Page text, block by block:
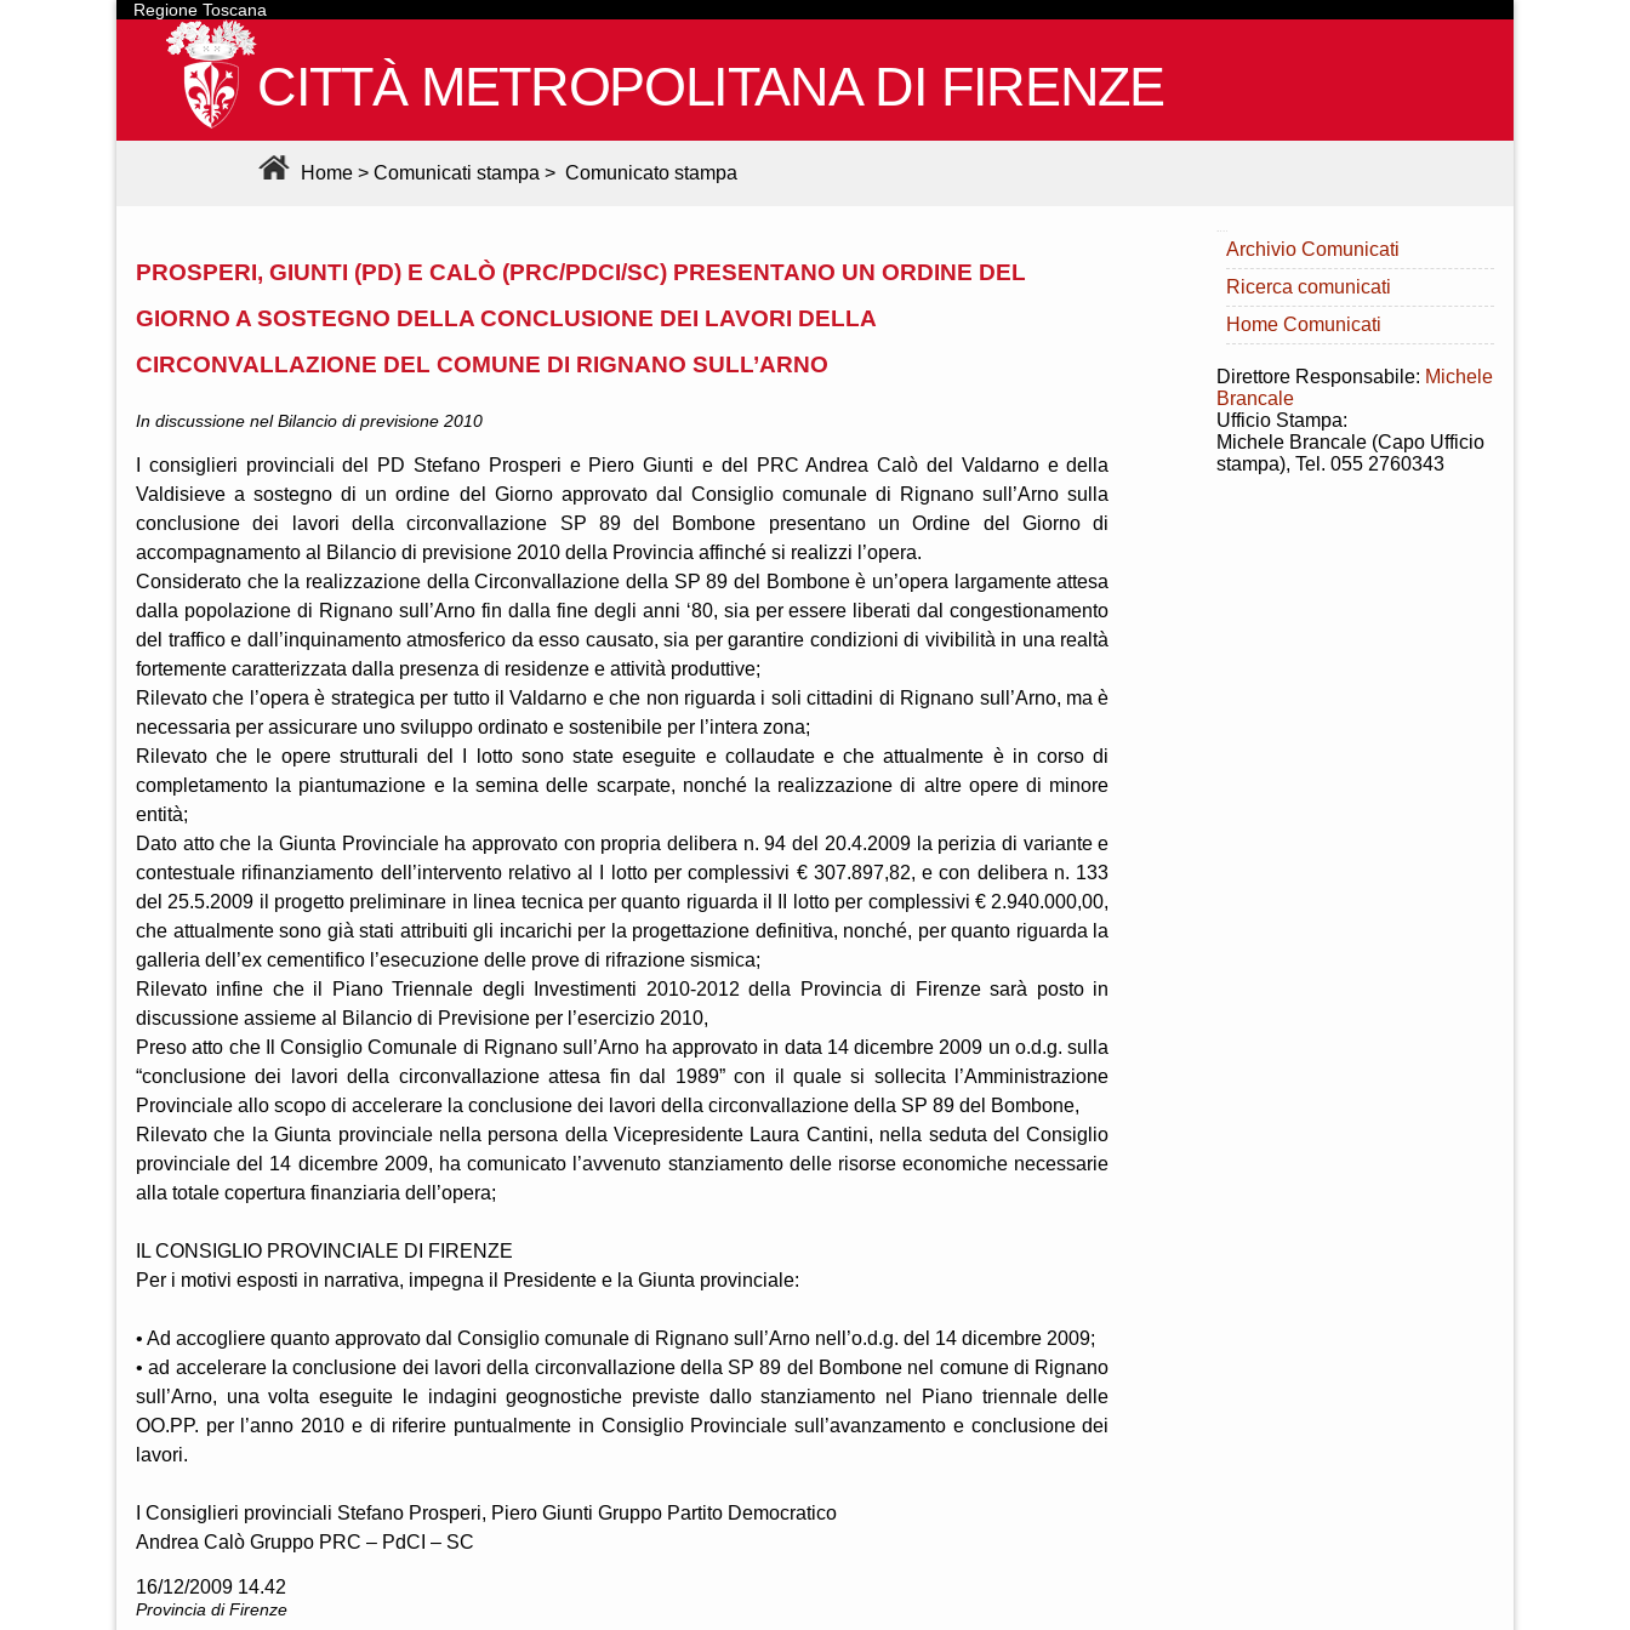
Regione Toscana
CITTÀ METROPOLITANA DI FIRENZE
Home > Comunicati stampa > Comunicato stampa
PROSPERI, GIUNTI (PD) E CALÒ (PRC/PDCI/SC) PRESENTANO UN ORDINE DEL
GIORNO A SOSTEGNO DELLA CONCLUSIONE DEI LAVORI DELLA
CIRCONVALLAZIONE DEL COMUNE DI RIGNANO SULL’ARNO
In discussione nel Bilancio di previsione 2010
I consiglieri provinciali del PD Stefano Prosperi e Piero Giunti e del PRC Andrea Calò del Valdarno e della
Valdisieve a sostegno di un ordine del Giorno approvato dal Consiglio comunale di Rignano sull’Arno sulla
conclusione dei lavori della circonvallazione SP 89 del Bombone presentano un Ordine del Giorno di
accompagnamento al Bilancio di previsione 2010 della Provincia affinché si realizzi l’opera.
Considerato che la realizzazione della Circonvallazione della SP 89 del Bombone è un’opera largamente attesa
dalla popolazione di Rignano sull’Arno fin dalla fine degli anni ‘80, sia per essere liberati dal congestionamento
del traffico e dall’inquinamento atmosferico da esso causato, sia per garantire condizioni di vivibilità in una realtà
fortemente caratterizzata dalla presenza di residenze e attività produttive;
Rilevato che l’opera è strategica per tutto il Valdarno e che non riguarda i soli cittadini di Rignano sull’Arno, ma è
necessaria per assicurare uno sviluppo ordinato e sostenibile per l’intera zona;
Rilevato che le opere strutturali del I lotto sono state eseguite e collaudate e che attualmente è in corso di
completamento la piantumazione e la semina delle scarpate, nonché la realizzazione di altre opere di minore
entità;
Dato atto che la Giunta Provinciale ha approvato con propria delibera n. 94 del 20.4.2009 la perizia di variante e
contestuale rifinanziamento dell’intervento relativo al I lotto per complessivi € 307.897,82, e con delibera n. 133
del 25.5.2009 il progetto preliminare in linea tecnica per quanto riguarda il II lotto per complessivi € 2.940.000,00,
che attualmente sono già stati attribuiti gli incarichi per la progettazione definitiva, nonché, per quanto riguarda la
galleria dell’ex cementifico l’esecuzione delle prove di rifrazione sismica;
Rilevato infine che il Piano Triennale degli Investimenti 2010-2012 della Provincia di Firenze sarà posto in
discussione assieme al Bilancio di Previsione per l’esercizio 2010,
Preso atto che Il Consiglio Comunale di Rignano sull’Arno ha approvato in data 14 dicembre 2009 un o.d.g. sulla
“conclusione dei lavori della circonvallazione attesa fin dal 1989” con il quale si sollecita l’Amministrazione
Provinciale allo scopo di accelerare la conclusione dei lavori della circonvallazione della SP 89 del Bombone,
Rilevato che la Giunta provinciale nella persona della Vicepresidente Laura Cantini, nella seduta del Consiglio
provinciale del 14 dicembre 2009, ha comunicato l’avvenuto stanziamento delle risorse economiche necessarie
alla totale copertura finanziaria dell’opera;
IL CONSIGLIO PROVINCIALE DI FIRENZE
Per i motivi esposti in narrativa, impegna il Presidente e la Giunta provinciale:
• Ad accogliere quanto approvato dal Consiglio comunale di Rignano sull’Arno nell’o.d.g. del 14 dicembre 2009;
• ad accelerare la conclusione dei lavori della circonvallazione della SP 89 del Bombone nel comune di Rignano
sull’Arno, una volta eseguite le indagini geognostiche previste dallo stanziamento nel Piano triennale delle
OO.PP. per l’anno 2010 e di riferire puntualmente in Consiglio Provinciale sull’avanzamento e conclusione dei
lavori.
I Consiglieri provinciali Stefano Prosperi, Piero Giunti Gruppo Partito Democratico
Andrea Calò Gruppo PRC – PdCI – SC
16/12/2009 14.42
Provincia di Firenze
Archivio Comunicati
Ricerca comunicati
Home Comunicati
Direttore Responsabile: Michele
Brancale
Ufficio Stampa:
Michele Brancale (Capo Ufficio
stampa), Tel. 055 2760343